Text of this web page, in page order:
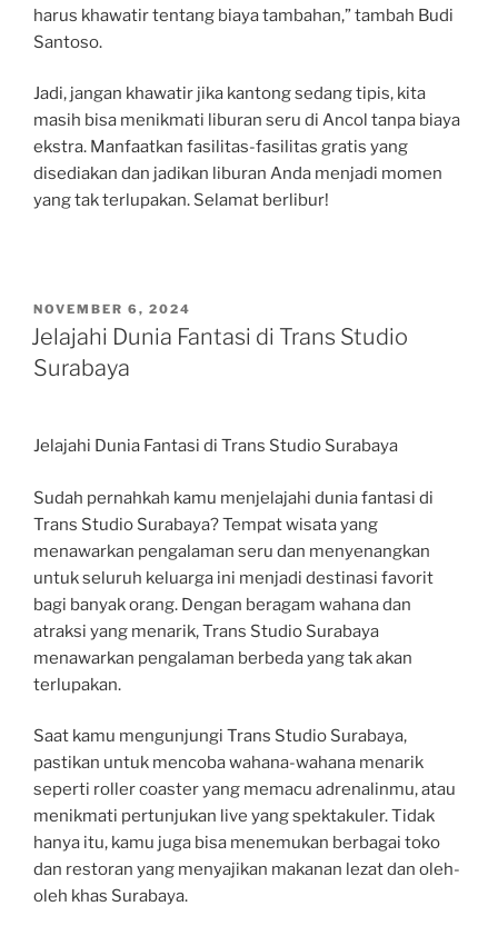
harus khawatir tentang biaya tambahan,” tambah Budi
Santoso.
Jadi, jangan khawatir jika kantong sedang tipis, kita
masih bisa menikmati liburan seru di Ancol tanpa biaya
ekstra. Manfaatkan fasilitas-fasilitas gratis yang
disediakan dan jadikan liburan Anda menjadi momen
yang tak terlupakan. Selamat berlibur!
POSTED
ON
NOVEMBER 6, 2024
Jelajahi Dunia Fantasi di Trans Studio
Surabaya
Jelajahi Dunia Fantasi di Trans Studio Surabaya
Sudah pernahkah kamu menjelajahi dunia fantasi di
Trans Studio Surabaya? Tempat wisata yang
menawarkan pengalaman seru dan menyenangkan
untuk seluruh keluarga ini menjadi destinasi favorit
bagi banyak orang. Dengan beragam wahana dan
atraksi yang menarik, Trans Studio Surabaya
menawarkan pengalaman berbeda yang tak akan
terlupakan.
Saat kamu mengunjungi Trans Studio Surabaya,
pastikan untuk mencoba wahana-wahana menarik
seperti roller coaster yang memacu adrenalinmu, atau
menikmati pertunjukan live yang spektakuler. Tidak
hanya itu, kamu juga bisa menemukan berbagai toko
dan restoran yang menyajikan makanan lezat dan oleh-
oleh khas Surabaya.